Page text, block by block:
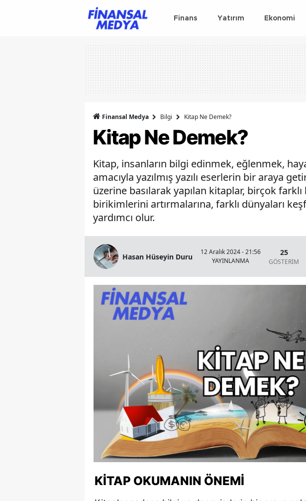
Finans Yatırım Ekonomi
Finansal Medya Bilgi Kitap Ne Demek?
Kitap Ne Demek?
Kitap, insanların bilgi edinmek, eğlenmek,
amacıyla yazılmış yazılı eserlerin bir araya
üzerine basılarak yapılan kitaplar, birçok
birikimlerini artırmalarına, farklı dünyaları
yardımcı olur.
Hasan Hüseyin Duru
12 Aralık 2024 - 21:56
YAYINLANMA
25
GÖSTERİM
KITAP OKUMANIN ÖNEMI